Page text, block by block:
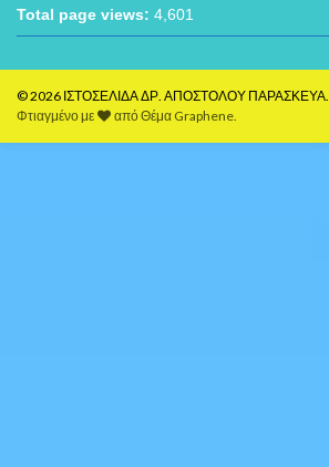
Total page views: 4,601
© 2026 ΙΣΤΟΣΕΛΙΔΑ ΔΡ. ΑΠΟΣΤΟΛΟΥ ΠΑΡΑΣΚΕΥΑ.
Φτιαγμένο με
απόΘέμα Graphene.